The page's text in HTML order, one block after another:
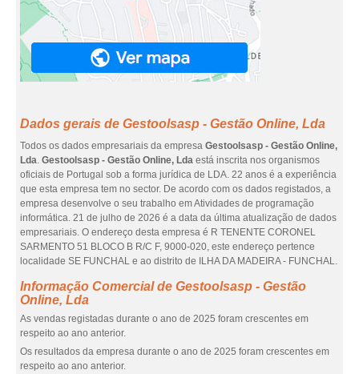
Dados gerais de Gestoolsasp - Gestão Online, Lda
Todos os dados empresariais da empresa Gestoolsasp - Gestão Online,
Lda. Gestoolsasp - Gestão Online, Lda está inscrita nos organismos
oficiais de Portugal sob a forma jurídica de LDA. 22 anos é a experiência
que esta empresa tem no sector. De acordo com os dados registados, a
empresa desenvolve o seu trabalho em Atividades de programação
informática. 21 de julho de 2026 é a data da última atualização de dados
empresariais. O endereço desta empresa é R TENENTE CORONEL
SARMENTO 51 BLOCO B R/C F, 9000-020, este endereço pertence
localidade SE FUNCHAL e ao distrito de ILHA DA MADEIRA - FUNCHAL.
Informação Comercial de Gestoolsasp - Gestão
Online, Lda
As vendas registadas durante o ano de 2025 foram crescentes em
respeito ao ano anterior.
Os resultados da empresa durante o ano de 2025 foram crescentes em
respeito ao ano anterior.